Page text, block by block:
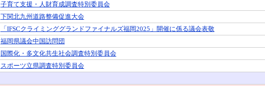
子育て支援・人財育成調査特別委員会
下関北九州道路整備促進大会
「IFSCクライミンググランドファイナルズ福岡2025」開催に係る議会表敬
福岡県議会中国訪問団
国際化・多文化共生社会調査特別委員会
スポーツ立県調査特別委員会